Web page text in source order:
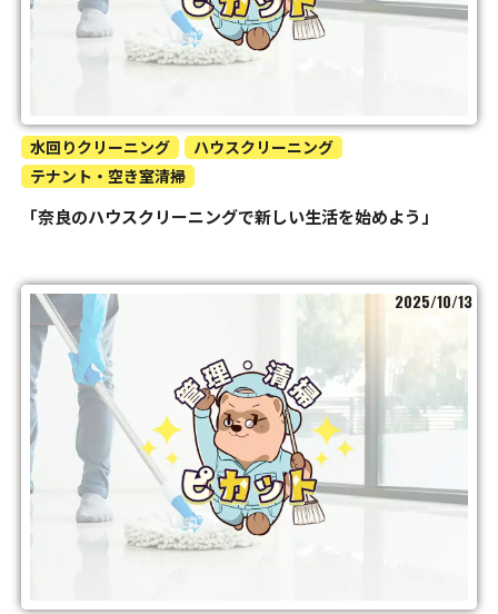
水回りクリーニング
ハウスクリーニング
テナント・空き室清掃
「奈良のハウスクリーニングで新しい生活を始めよう」
2025/10/13